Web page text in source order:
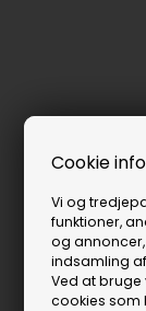
Cookie
Vi og
funktioner,
og
indsamling
Ved at
cookies som